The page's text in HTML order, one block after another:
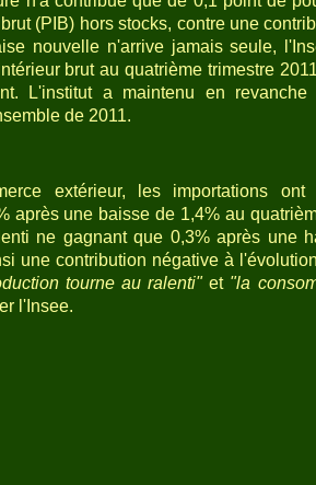
(PIB) hors stocks, contre une
nouvelle n'arrive jamais seule,
brut au quatrième trimestre
L'institut a maintenu en
de 2011.
extérieur, les importations ont
après une baisse de 1,4% au
ne gagnant que 0,3% après une
une contribution négative à
tourne au ralenti"et "la
l'Insee.